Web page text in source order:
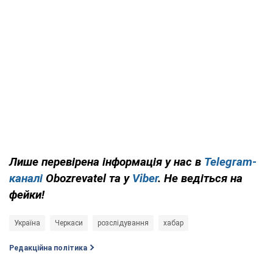
Лише перевірена інформація у нас в Telegram-
каналі Obozrevatel та у Viber. Не ведіться на
фейки!
Україна Черкаси розслідування хабар
Редакційна політика